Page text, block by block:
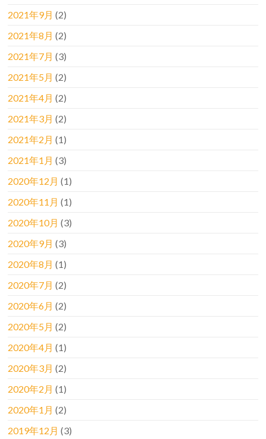
2021年9月 (2)
2021年8月 (2)
2021年7月 (3)
2021年5月 (2)
2021年4月 (2)
2021年3月 (2)
2021年2月 (1)
2021年1月 (3)
2020年12月 (1)
2020年11月 (1)
2020年10月 (3)
2020年9月 (3)
2020年8月 (1)
2020年7月 (2)
2020年6月 (2)
2020年5月 (2)
2020年4月 (1)
2020年3月 (2)
2020年2月 (1)
2020年1月 (2)
2019年12月 (3)